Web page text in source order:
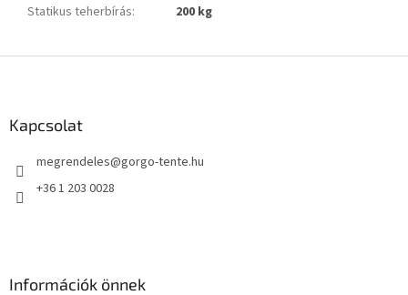
Statikus teherbírás: 200 kg
Kapcsolat
megrendeles@gorgo-tente.hu
+36 1 203 0028
Információk önnek